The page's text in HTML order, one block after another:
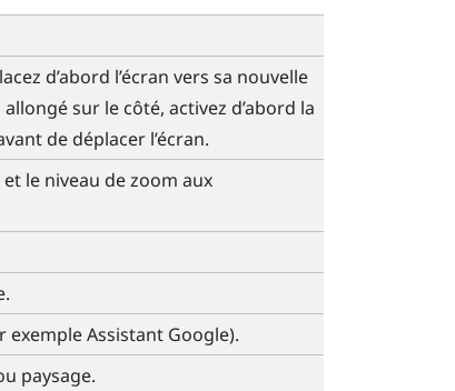
d’abord l’écran vers sa nouvelle
allongé sur le côté, activez d’abord la
de déplacer l’écran.
le niveau de zoom aux
exempleAssistant Google).
paysage.